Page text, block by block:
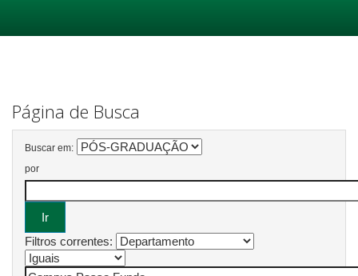
Página de Busca
Buscar em:
por
Filtros correntes: